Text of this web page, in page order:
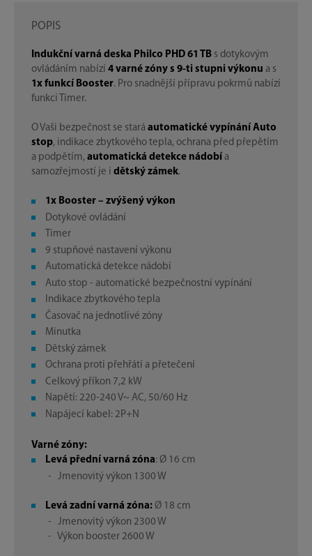
POPIS
Indukční varná deska Philco PHD 61 TB s dotykovým
ovládáním nabízí 4 varné zóny s 9-ti stupni výkonu a s
1x funkcí Booster. Pro snadnější přípravu pokrmů nabízí
funkci Timer.
O Vaši bezpečnost se stará automatické vypínání Auto
stop, indikace zbytkového tepla, ochrana před přepětím
a podpětím, automatická detekce nádobí a
samozřejmostí je i dětský zámek.
1x Booster – zvýšený výkon
Dotykové ovládání
Timer
9 stupňové nastavení výkonu
Automatická detekce nádobí
Auto stop - automatické bezpečnostní vypínání
Indikace zbytkového tepla
Časovač na jednotlivé zóny
Minutka
Dětský zámek
Ochrana proti přehřátí a přetečení
Celkový příkon 7,2 kW
Napětí: 220-240 V~ AC, 50/60 Hz
Napájecí kabel: 2P+N
Varné zóny:
Levá přední varná zóna: Ø 16 cm
- Jmenovitý výkon 1300 W
Levá zadní varná zóna: Ø 18 cm
- Jmenovitý výkon 2300 W
- Výkon booster 2600 W